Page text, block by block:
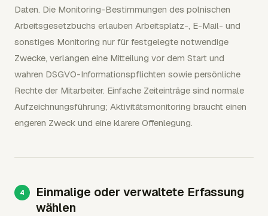
Daten. Die Monitoring-Bestimmungen des polnischen
Arbeitsgesetzbuchs erlauben Arbeitsplatz-, E-Mail- und
sonstiges Monitoring nur für festgelegte notwendige
Zwecke, verlangen eine Mitteilung vor dem Start und
wahren DSGVO-Informationspflichten sowie persönliche
Rechte der Mitarbeiter. Einfache Zeiteinträge sind normale
Aufzeichnungsführung; Aktivitätsmonitoring braucht einen
engeren Zweck und eine klarere Offenlegung.
Einmalige oder verwaltete Erfassung
wählen